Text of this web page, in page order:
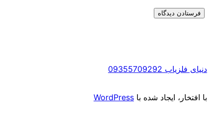
فلزیاب 09355709292
افتخار، ایجاد شده باWordPress